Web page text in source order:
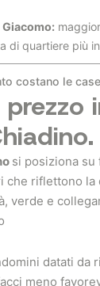
Giacomo:
di quartiere più
costano le
si posiziona su
che riflettono
verde e
datati da
meno